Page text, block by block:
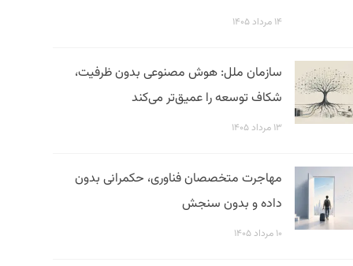
۱۴ مرداد ۱۴۰۵
سازمان ملل: هوش مصنوعی بدون ظرفیت،
شکاف توسعه را عمیق‌تر می‌کند
۱۳ مرداد ۱۴۰۵
مهاجرت متخصصان فناوری، حکمرانی بدون
داده و بدون سنجش
۱۰ مرداد ۱۴۰۵